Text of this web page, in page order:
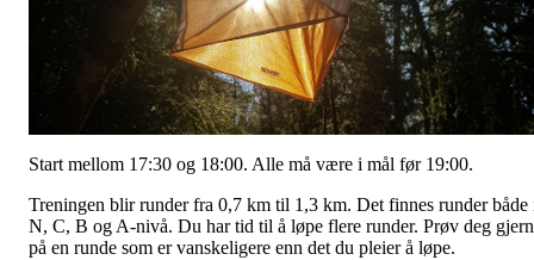
Start mellom 17:30 og 18:00. Alle må være i mål før 19:00.
Treningen blir runder fra 0,7 km til 1,3 km. Det finnes runder både
N, C, B og A-nivå. Du har tid til å løpe flere runder. Prøv deg
på en runde som er vanskeligere enn det du pleier å løpe.